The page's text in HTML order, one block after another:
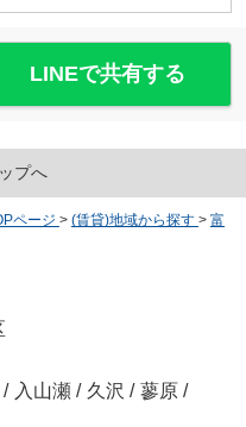
LINEで共有する
プへ
ページ > (賃貸)地域から探す > 富
/ 入山瀬 / 久沢 / 蓼原 /